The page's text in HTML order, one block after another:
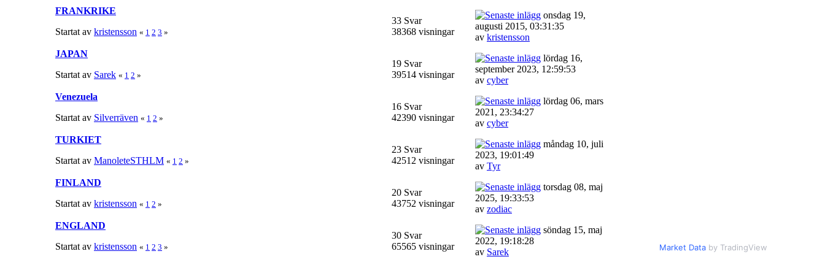
FRANKRIKE
Startat av kristensson « 1 2 3 »
33 Svar
38368 visningar
onsdag 19,
augusti 2015, 03:31:35
av kristensson
JAPAN
Startat av Sarek « 1 2 »
19 Svar
39514 visningar
lördag 16,
september 2023, 12:59:53
av cyber
Venezuela
Startat av Silverräven « 1 2 »
16 Svar
42390 visningar
lördag 06, mars
2021, 23:34:27
av cyber
TURKIET
Startat av ManoleteSTHLM « 1 2 »
23 Svar
42512 visningar
måndag 10, juli
2023, 19:01:49
av Tyr
FINLAND
Startat av kristensson « 1 2 »
20 Svar
43752 visningar
torsdag 08, maj
2025, 19:33:53
av zodiac
ENGLAND
Startat av kristensson « 1 2 3 »
30 Svar
65565 visningar
söndag 15, maj
2022, 19:18:28
av Sarek
Market Data by TradingView